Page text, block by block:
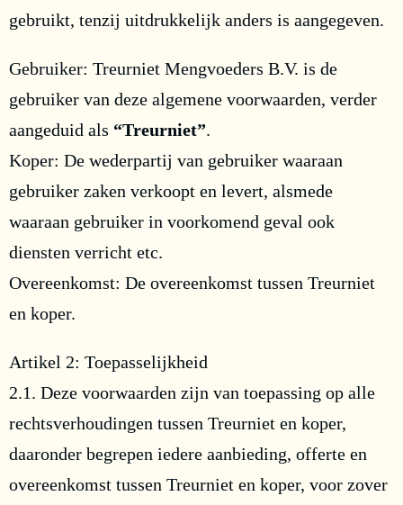
gebruikt, tenzij uitdrukkelijk anders is aangegeven.
Gebruiker: Treurniet Mengvoeders B.V. is de
gebruiker van deze algemene voorwaarden, verder
aangeduid als “Treurniet”.
Koper: De wederpartij van gebruiker waaraan
gebruiker zaken verkoopt en levert, alsmede
waaraan gebruiker in voorkomend geval ook
diensten verricht etc.
Overeenkomst: De overeenkomst tussen Treurniet
en koper.
Artikel 2: Toepasselijkheid
2.1. Deze voorwaarden zijn van toepassing op alle
rechtsverhoudingen tussen Treurniet en koper,
daaronder begrepen iedere aanbieding, offerte en
overeenkomst tussen Treurniet en koper, voor zover